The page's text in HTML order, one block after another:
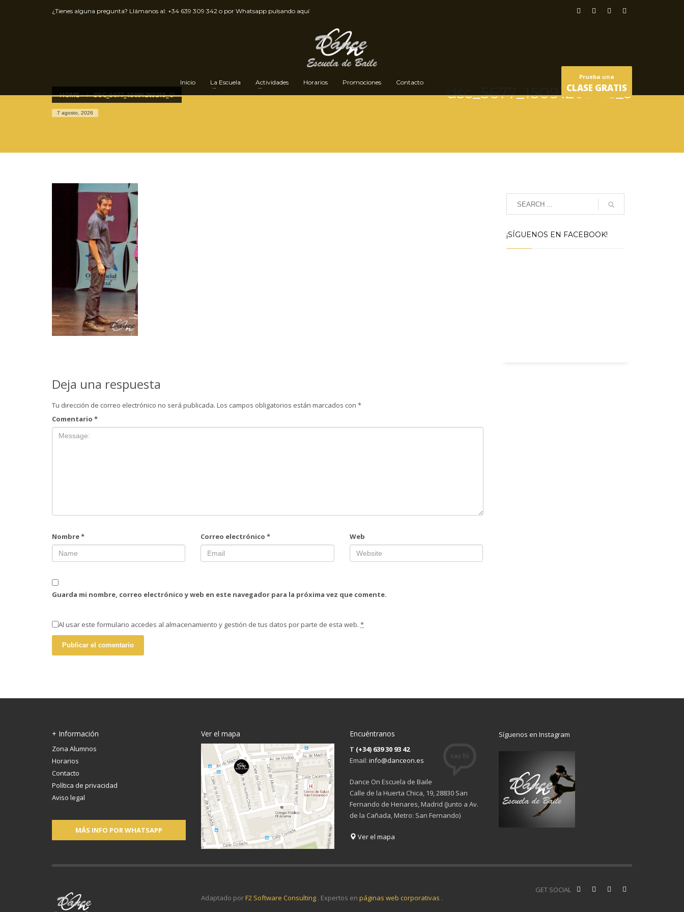
¿Tienes alguna pregunta? Llámanos al: +34 639 309 342 o por Whatsapp pulsando aquí
Inicio La Escuela Actividades Horarios Promociones Contacto
Prueba una
CLASE GRATIS
HOME DSC_5677_15091263215_O
7 agosto, 2026
dsc_5677_15091263215_o
Deja una respuesta
Tu dirección de correo electrónico no será publicada. Los campos obligatorios están marcados con *
Comentario *
Nombre* Correo electrónico* Web
Guarda mi nombre, correo electrónico y web en este navegador para la próxima vez que comente.
Al usar este formulario accedes al almacenamiento y gestión de tus datos por parte de esta web. *
¡SÍGUENOS EN FACEBOOK!
+ Información
Zona Alumnos
Horarios
Contacto
Política de privacidad
Aviso legal
MÁS INFO POR WHATSAPP
Ver el mapa Encuéntranos
T (+34) 639 30 93 42
Email: info@danceon.es
Dance On Escuela de Baile
Calle de la Huerta Chica, 19, 28830 San
Fernando de Henares, Madrid (Junto a Av.
de la Cañada, Metro: San Fernando)
Ver el mapa
Síguenos en Instagram
GET SOCIAL
Adaptado porF2 Software Consulting . Expertos en páginas web corporativas .